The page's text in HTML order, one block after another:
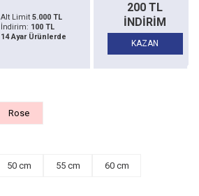
Alt Limit 5.000 TL
İndirim: 100 TL
14 Ayar Ürünlerde
200 TL
İNDİRİM
KAZAN
Rose
50 cm 55 cm 60 cm